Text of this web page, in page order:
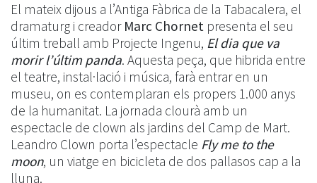
El mateix dijous a l’Antiga Fàbrica de la Tabacalera, el
dramaturg i creador Marc Chornet presenta el seu
últim treball amb Projecte Ingenu, El dia que va
morir l’últim panda. Aquesta peça, que hibrida entre
el teatre, instal·lació i música, farà entrar en un
museu, on es contemplaran els propers 1.000 anys
de la humanitat. La jornada clourà amb un
espectacle de clown als jardins del Camp de Mart.
Leandro Clown porta l’espectacle Fly me to the
moon, un viatge en bicicleta de dos pallasos cap a la
lluna.